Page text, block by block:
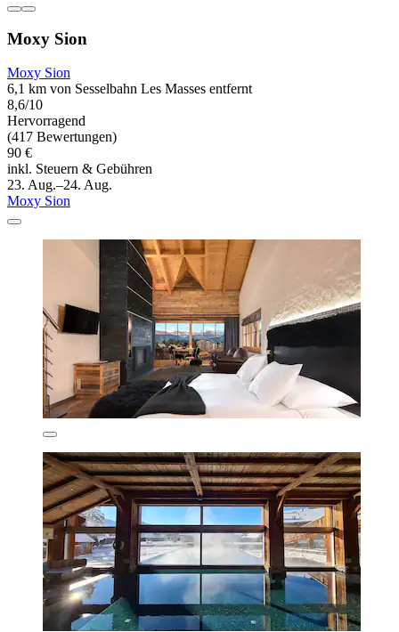
Moxy Sion
Moxy Sion
6,1 km von Sesselbahn Les Masses entfernt
8,6/10
Hervorragend
(417 Bewertungen)
90 €
inkl. Steuern & Gebühren
23. Aug.–24. Aug.
Moxy Sion